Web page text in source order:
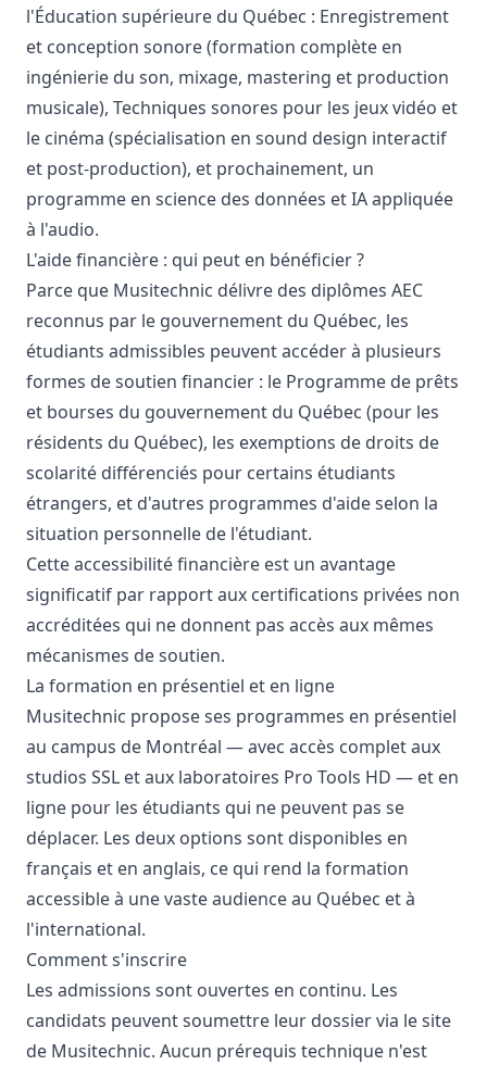
l'Éducation supérieure du Québec : Enregistrement
et conception sonore (formation complète en
ingénierie du son, mixage, mastering et production
musicale), Techniques sonores pour les jeux vidéo et
le cinéma (spécialisation en sound design interactif
et post-production), et prochainement, un
programme en science des données et IA appliquée
à l'audio.
L'aide financière : qui peut en bénéficier ?
Parce que Musitechnic délivre des diplômes AEC
reconnus par le gouvernement du Québec, les
étudiants admissibles peuvent accéder à plusieurs
formes de soutien financier : le Programme de prêts
et bourses du gouvernement du Québec (pour les
résidents du Québec), les exemptions de droits de
scolarité différenciés pour certains étudiants
étrangers, et d'autres programmes d'aide selon la
situation personnelle de l'étudiant.
Cette accessibilité financière est un avantage
significatif par rapport aux certifications privées non
accréditées qui ne donnent pas accès aux mêmes
mécanismes de soutien.
La formation en présentiel et en ligne
Musitechnic propose ses programmes en présentiel
au campus de Montréal — avec accès complet aux
studios SSL et aux laboratoires Pro Tools HD — et en
ligne pour les étudiants qui ne peuvent pas se
déplacer. Les deux options sont disponibles en
français et en anglais, ce qui rend la formation
accessible à une vaste audience au Québec et à
l'international.
Comment s'inscrire
Les admissions sont ouvertes en continu. Les
candidats peuvent soumettre leur dossier via le site
de Musitechnic. Aucun prérequis technique n'est